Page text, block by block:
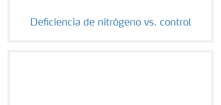
Deficiencia de nitrógeno vs. control
Deficiencia de nitrógeno vs. control